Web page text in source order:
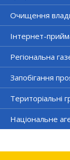
Очищення
Інтернет-
Регіональна
Запобігання
Територіальні
Національне